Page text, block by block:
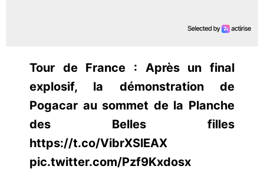
Tour de France : Après un final
explosif, la démonstration de
Pogacar au sommet de la Planche
des Belles filles
https://t.co/VibrXSlEAX
pic.twitter.com/Pzf9Kxdosx